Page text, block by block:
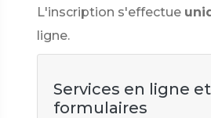
L'inscription s'effectue
ligne.
Services en ligne et
formulaires